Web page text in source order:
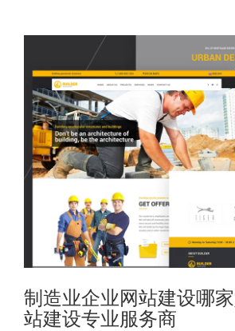
制造业企业网站建设哪
站建设专业服务商